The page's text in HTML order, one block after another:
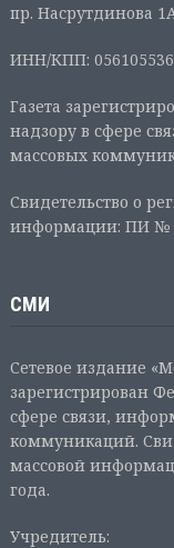
пр. Насрутдинова
ИНН/КПП:
Газета
надзору в сфере
массовых
Свидетельство о
информации: ПИ №
СМИ
Сетевое издание
зарегистрирован
сфере связи,
коммуникаций.
массовой
года.
Учредитель: